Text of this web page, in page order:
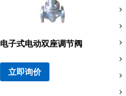
电子式电动双座调节阀
立即询价
r